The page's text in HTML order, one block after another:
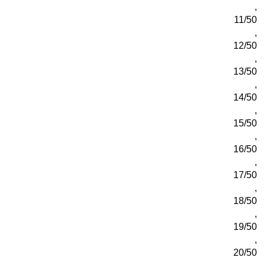
,
11/50
,
12/50
,
13/50
,
14/50
,
15/50
,
16/50
,
17/50
,
18/50
,
19/50
,
20/50